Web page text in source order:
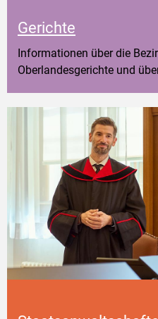
Gerichte
Informationen über die
Oberlandesgerichte und